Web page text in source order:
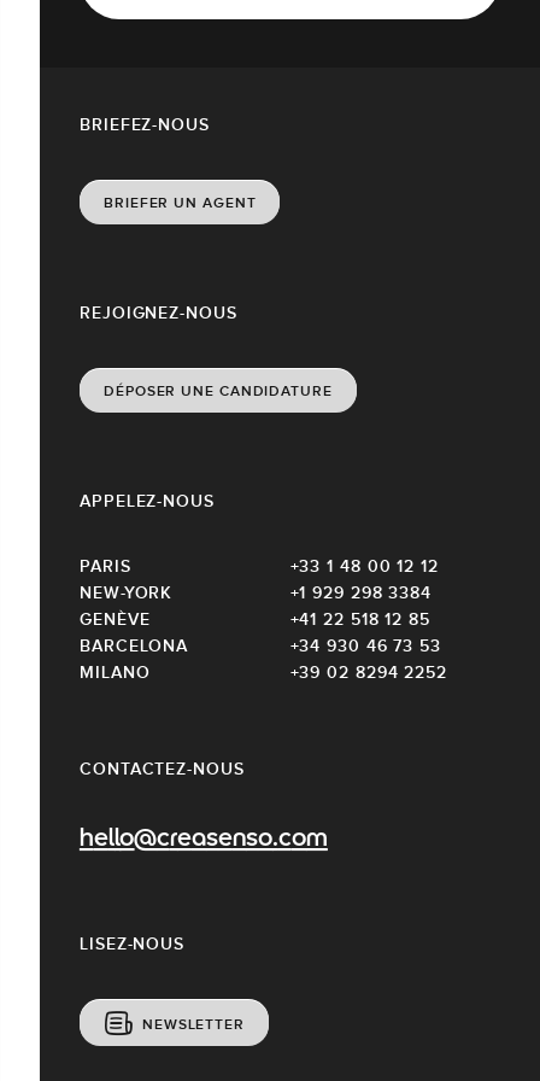
CONTACTEZ-NOUS
hello@creasenso.com
REJOIGNEZ-NOUS
DÉPOSER UNE CANDIDATURE
LISEZ-NOUS
NEWSLETTER
APPELEZ-NOUS
PARIS
+33 1 48 00 12 12
NEW-YORK
+1 929 298 3384
GENÈVE
+41 22 518 12 85
BARCELONA
+34 930 46 73 53
MILANO
+39 02 8294 2252
BRIEFEZ-NOUS
BRIEFER UN AGENT